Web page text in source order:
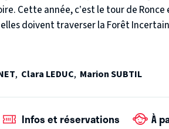
Cette année, c’est le tour de
doivent traverser la Forêt
, Clara LEDUC, Marion SUBTIL
Infos et réservations À